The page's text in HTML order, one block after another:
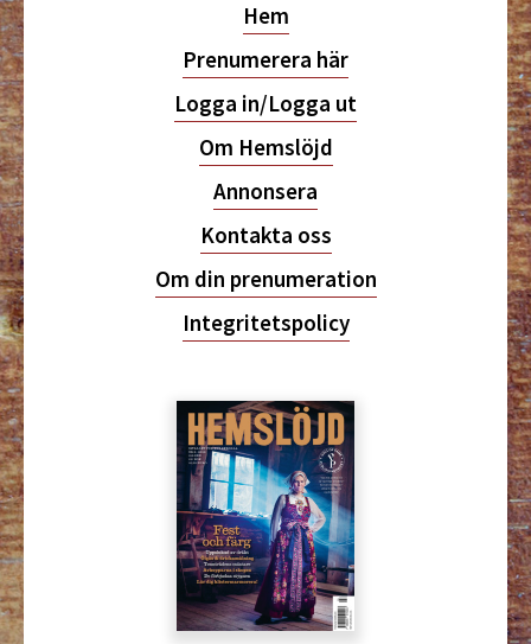
Hem
Prenumerera här
Logga in/Logga ut
Om Hemslöjd
Annonsera
Kontakta oss
Om din prenumeration
Integritetspolicy